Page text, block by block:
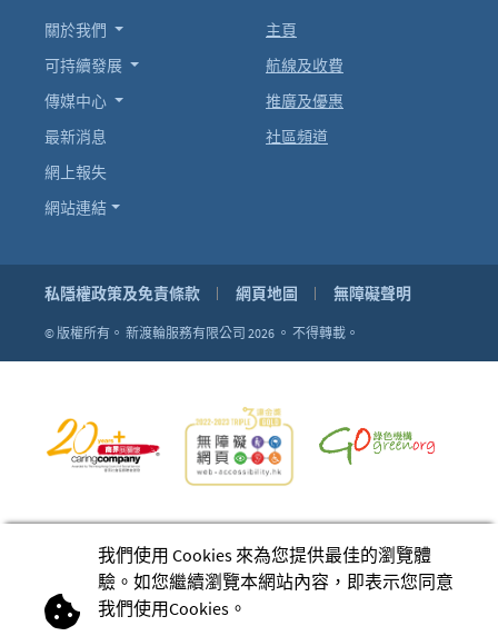
關於我們
可持續發展
傳媒中心
最新消息
網上報失
網站連結
主頁
航線及收費
推廣及優惠
社區頻道
私隱權政策及免責條款 網頁地圖 無障礙聲明
© 版權所有。 新渡輪服務有限公司 2026 。 不得轉載。
我們使用 Cookies 來為您提供最佳的瀏覽體
驗。如您繼續瀏覽本網站內容，即表示您同意
我們使用Cookies。